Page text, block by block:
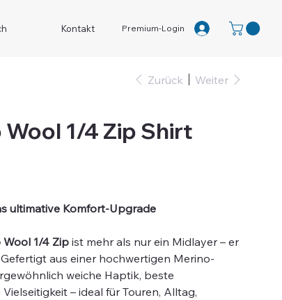
Premium-Login
Kontakt
Zurück Weiter
1/4 Zip Shirt
ultimative Komfort-Upgrade
1/4 Zipist mehr als nur ein Midlayer – er
aus einer hochwertigen Merino-
weiche Haptik, beste
– ideal für Touren, Alltag,